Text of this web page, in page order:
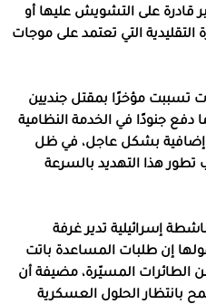
قادرة على التشويش عليها أو
التقليدية التي تعتمد على موجات
تسببت مؤخرًا بمقتل جنديين
دفع جنودًا في الخدمة النظامية
إضافية بشكل عاجل، في ظل
هذا التهديد بالسرعة
إسرائيلية تدير غرفة
إن طلبات المساعدة باتت
الطائرات المسيّرة، مضيفة أن
بانتظار الحلول العسكرية